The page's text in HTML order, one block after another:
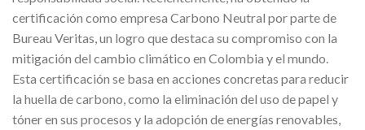
certificación como empresa Carbono Neutral por parte de
Bureau Veritas, un logro que destaca su compromiso con la
mitigación del cambio climático en Colombia y el mundo.
Esta certificación se basa en acciones concretas para reducir
la huella de carbono, como la eliminación del uso de papel y
tóner en sus procesos y la adopción de energías renovables,